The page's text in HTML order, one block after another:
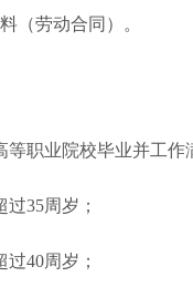
（劳动合同）。
等职业院校毕业并工
35周岁；
40周岁；